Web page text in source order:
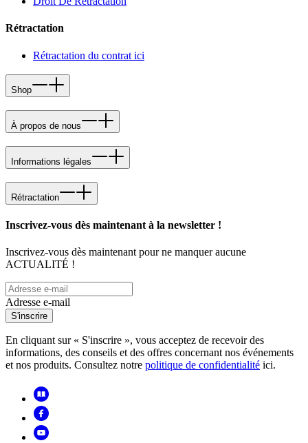
Rétractation
Rétractation du contrat ici
Shop
À propos de nous
Informations légales
Rétractation
Inscrivez-vous dès maintenant à la newsletter !
Inscrivez-vous dès maintenant pour ne manquer aucune
ACTUALITÉ !
Adresse e-mail
S'inscrire
En cliquant sur « S'inscrire », vous acceptez de recevoir des
informations, des conseils et des offres concernant nos événements
et nos produits. Consultez notre politique de confidentialité ici.